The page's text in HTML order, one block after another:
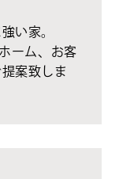
い家。
ーム、お客
案致しま